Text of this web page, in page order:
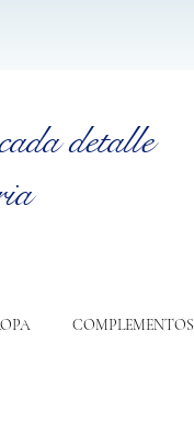
detalle
COMPLEMENTOS